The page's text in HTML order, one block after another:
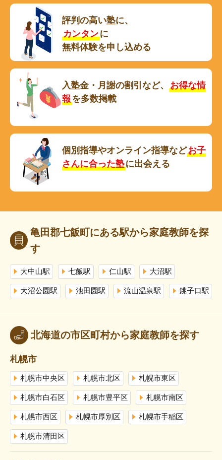
評判の高い塾に、
カンタンに
無料体験を申し込める
入塾金・月謝の割引など、
お得な情
報を多数掲載
個別指導やオンライン指導などお子
さんに合った塾に出会える
亀田郡七飯町にある駅から家庭教師を探
す
大中山駅 七飯駅 仁山駅 大沼駅
大沼公園駅 池田園駅 流山温泉駅 銚子口駅
北海道の市区町村から家庭教師を探す
札幌市
札幌市中央区 札幌市北区 札幌市東区
札幌市白石区 札幌市豊平区 札幌市南区
札幌市西区 札幌市厚別区 札幌市手稲区
札幌市清田区